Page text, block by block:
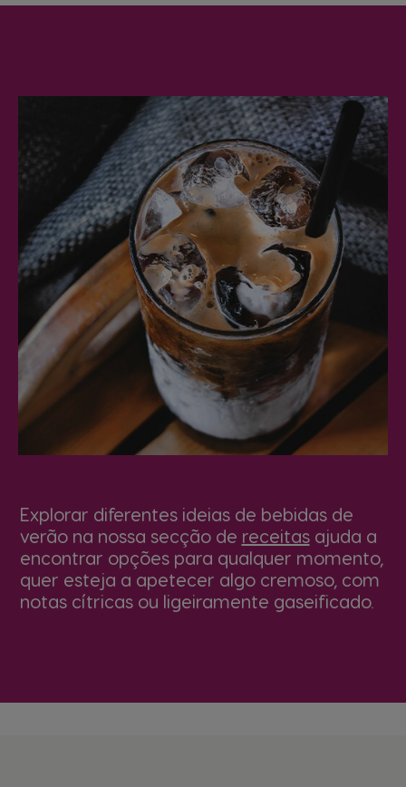
Explorar diferentes ideias de bebidas de
verão na nossa secção de receitasajuda a
encontrar opções para qualquer momento,
quer esteja a apetecer algo cremoso, com
notas cítricas ou ligeiramente gaseificado.